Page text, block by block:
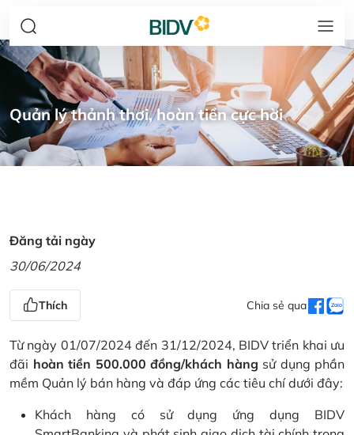
Quản lý thảnh thơi, hoàn tiền cực hời
Đăng tải ngày
30/06/2024
Thích Chia sẻ qua
Từ ngày 01/07/2024 đến 31/12/2024, BIDV triển khai ưu
đãi hoàn tiền 500.000 đồng/khách hàng sử dụng phần
mềm Quản lý bán hàng và đáp ứng các tiêu chí dưới đây:
Khách hàng có sử dụng ứng dụng BIDV